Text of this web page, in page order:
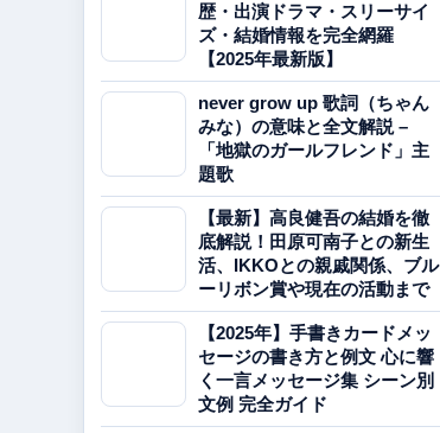
歴・出演ドラマ・スリーサイ
ズ・結婚情報を完全網羅
【2025年最新版】
never grow up 歌詞（ちゃん
みな）の意味と全文解説 –
「地獄のガールフレンド」主
題歌
【最新】高良健吾の結婚を徹
底解説！田原可南子との新生
活、IKKOとの親戚関係、ブル
ーリボン賞や現在の活動まで
【2025年】手書きカードメッ
セージの書き方と例文 心に響
く一言メッセージ集 シーン別
文例 完全ガイド